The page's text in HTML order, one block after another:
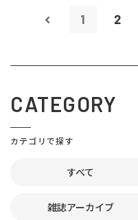
1 2
CATEGORY
カテゴリで探す
すべて
雑誌アーカイブ